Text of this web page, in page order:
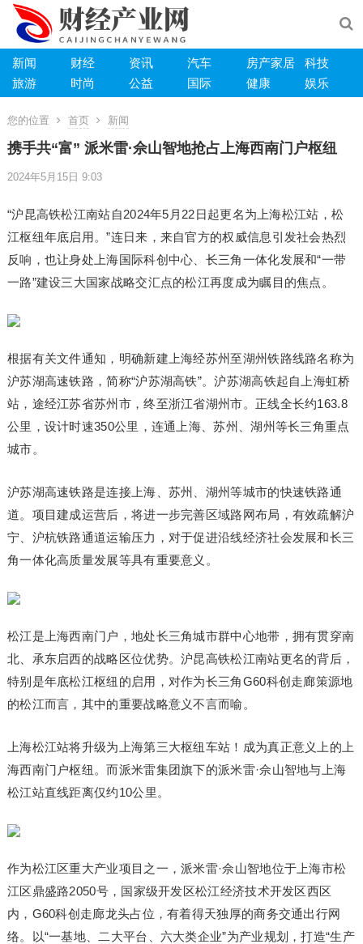
新闻 财经 资讯 汽车 房产家居
科技
旅游
时尚 公益 国际 健康 娱乐
您的位置 首页 新闻
携手共“富” 派米雷·佘山智地抢占上海西南门户枢纽
2024年5月15日 9:03
“沪昆高铁松江南站自2024年5月22日起更名为上海松江站，松
江枢纽年底启用。”连日来，来自官方的权威信息引发社会热烈
反响，也让身处上海国际科创中心、长三角一体化发展和“一带
一路”建设三大国家战略交汇点的松江再度成为瞩目的焦点。
根据有关文件通知，明确新建上海经苏州至湖州铁路线路名称为
沪苏湖高速铁路，简称“沪苏湖高铁”。沪苏湖高铁起自上海虹桥
站，途经江苏省苏州市，终至浙江省湖州市。正线全长约163.8
公里，设计时速350公里，连通上海、苏州、湖州等长三角重点
城市。
沪苏湖高速铁路是连接上海、苏州、湖州等城市的快速铁路通
道。项目建成运营后，将进一步完善区域路网布局，有效疏解沪
宁、沪杭铁路通道运输压力，对于促进沿线经济社会发展和长三
角一体化高质量发展等具有重要意义。
松江是上海西南门户，地处长三角城市群中心地带，拥有贯穿南
北、承东启西的战略区位优势。沪昆高铁松江南站更名的背后，
特别是年底松江枢纽的启用，对作为长三角G60科创走廊策源地
的松江而言，其中的重要战略意义不言而喻。
上海松江站将升级为上海第三大枢纽车站！成为真正意义上的上
海西南门户枢纽。而派米雷集团旗下的派米雷·佘山智地与上海
松江站直线距离仅约10公里。
作为松江区重大产业项目之一，派米雷·佘山智地位于上海市松
江区鼎盛路2050号，国家级开发区松江经济技术开发区西区
内，G60科创走廊龙头占位，有着得天独厚的商务交通出行网
络。以“一基地、二大平台、六大类企业”为产业规划，打造“生产